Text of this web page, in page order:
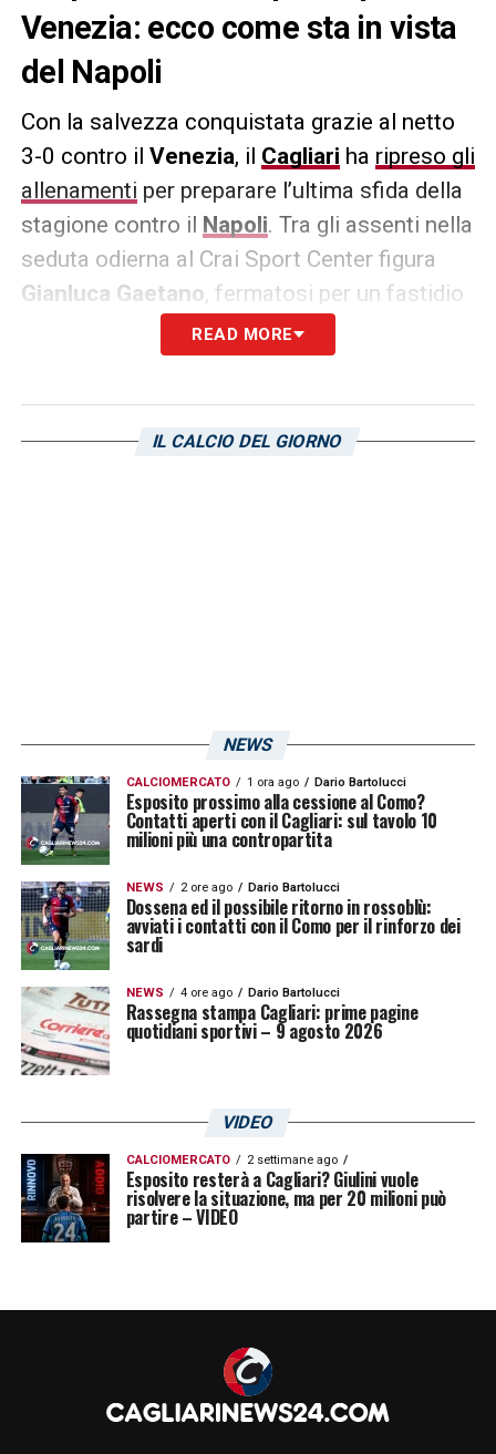
Venezia: ecco come sta in vista
del Napoli
Con la salvezza conquistata grazie al netto
3-0 contro il Venezia, il Cagliari ha ripreso gli
allenamenti per preparare l’ultima sfida della
stagione contro il Napoli. Tra gli assenti nella
seduta odierna al Crai Sport Center figura
Gianluca Gaetano, fermatosi per un fastidio
al ginocchio sinistro. Il centrocampista
offensivo, arrivato in prestito proprio dal club
giorni per valutare l’evoluzione del problema.
READ MORE
IL CALCIO DEL GIORNO
NEWS
CALCIOMERCATO 1 ora ago Dario Bartolucci
Esposito prossimo alla cessione al Como?
Contatti aperti con il Cagliari: sul tavolo 10
milioni più una contropartita
NEWS 2 ore ago Dario Bartolucci
Dossena ed il possibile ritorno in rossoblù:
avviati i contatti con il Como per il rinforzo dei
sardi
NEWS 4 ore ago Dario Bartolucci
Rassegna stampa Cagliari: prime pagine
quotidiani sportivi – 9 agosto 2026
VIDEO
CALCIOMERCATO 2 settimane ago
Esposito resterà a Cagliari? Giulini vuole
risolvere la situazione, ma per 20 milioni può
partire – VIDEO